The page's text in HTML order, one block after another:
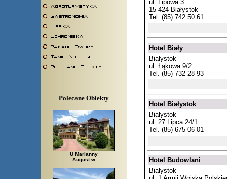
Polecane Obiekty
U Marianny
August w
ul. Lipowa 3
15-424 Białystok
Tel. (85) 742 50 61
Hotel Biały
Białystok
ul. Łąkowa 9/2
Tel. (85) 732 28 93
Hotel Białystok
Białystok
ul. 27 Lipca 24/1
Tel. (85) 675 06 01
Hotel Budowlani
Białystok